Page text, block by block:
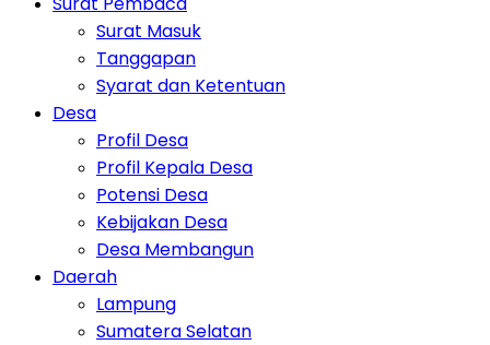
Surat Masuk
Tanggapan
Syarat dan Ketentuan
Desa
Profil Desa
Profil Kepala Desa
Potensi Desa
Kebijakan Desa
Desa Membangun
Daerah
Lampung
Sumatera Selatan